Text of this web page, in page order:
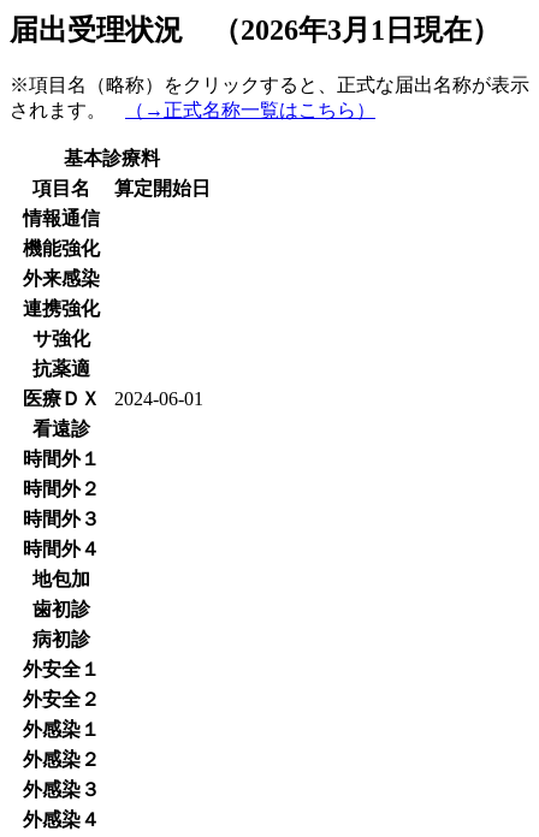
届出受理状況 （2026年3月1日現在）
※項目名（略称）をクリックすると、正式な届出名称が表示
されます。
（→正式名称一覧はこちら）
基本診療料
項目名
算定開始日
情報通信
機能強化
外来感染
連携強化
サ強化
抗薬適
医療ＤＸ
2024-06-01
看遠診
時間外１
時間外２
時間外３
時間外４
地包加
歯初診
病初診
外安全１
外安全２
外感染１
外感染２
外感染３
外感染４